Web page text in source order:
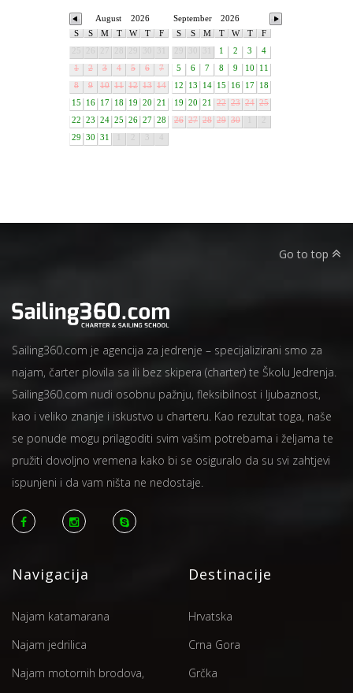
2026
August
S
S M T W T
F
1
2 3 4 5 6
7
8
9 10 11 12 13 14
15
16 17 18 19 20
21
22
23 24 25 26 27
28
29
30 31
2026
September
S
S M T W T
F
1 2 3
4
5
6 7 8 9 10
11
12
13 14 15 16 17
18
19
20 21 22 23 24 25
26 27 28 29 30
Go to top
Sailing360.com je agencija za jedrenje – specijalizirani smo za
najam, čarter plovila sa ili bez skipera (charter) te Školu Jedrenja.
Sailing360.com nudi osobnu pažnju, fleksibilnost i ljubaznost,
kao i veliko znanje i iskustvo u charteru. Kao rezultat toga, naše
se ponude mogu prilagoditi svim vašim potrebama i željama te
pružiti dovoljno vremena kako bi se osiguralo da su svi zahtjevi
ispunjeni i da vam ništa ne nedostaje.
Navigacija
Najam katamarana
Najam jedrilica
Najam motornih brodova,
Destinacije
Hrvatska
Crna Gora
Grčka